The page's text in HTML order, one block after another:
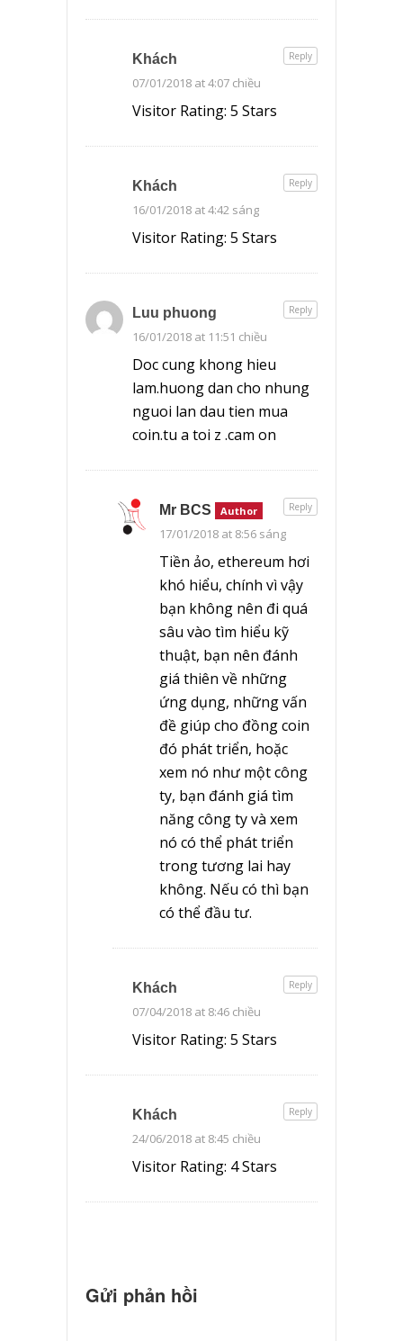
Khách
07/01/2018 at 4:07 chiều
Visitor Rating: 5 Stars
Reply
Khách
16/01/2018 at 4:42 sáng
Visitor Rating: 5 Stars
Reply
Luu phuong
16/01/2018 at 11:51 chiều
Doc cung khong hieu
lam.huong dan cho nhung
nguoi lan dau tien mua
coin.tu a toi z .cam on
Reply
Mr BCS Author
17/01/2018 at 8:56 sáng
Tiền ảo, ethereum hơi
khó hiểu, chính vì vậy
bạn không nên đi quá
sâu vào tìm hiểu kỹ
thuật, bạn nên đánh
giá thiên về những
ứng dụng, những vấn
đề giúp cho đồng coin
đó phát triển, hoặc
xem nó như một công
ty, bạn đánh giá tìm
năng công ty và xem
nó có thể phát triển
trong tương lai hay
không. Nếu có thì bạn
có thể đầu tư.
Reply
Khách
07/04/2018 at 8:46 chiều
Visitor Rating: 5 Stars
Reply
Khách
24/06/2018 at 8:45 chiều
Visitor Rating: 4 Stars
Reply
Gửi phản hồi